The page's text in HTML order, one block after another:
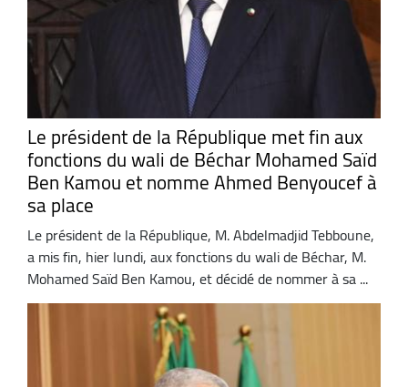
Le président de la République met fin aux
fonctions du wali de Béchar Mohamed Saïd
Ben Kamou et nomme Ahmed Benyoucef à
sa place
Le président de la République, M. Abdelmadjid Tebboune,
a mis fin, hier lundi, aux fonctions du wali de Béchar, M.
Mohamed Saïd Ben Kamou, et décidé de nommer à sa ...